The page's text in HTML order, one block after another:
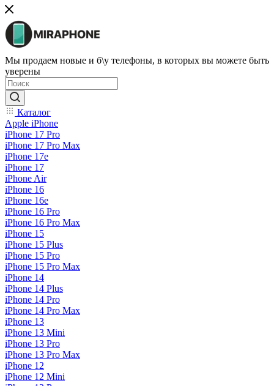
Мы продаем новые и б\у телефоны, в которых вы можете быть
уверены
Каталог
Apple iPhone
iPhone 17 Pro
iPhone 17 Pro Max
iPhone 17e
iPhone 17
iPhone Air
iPhone 16
iPhone 16e
iPhone 16 Pro
iPhone 16 Pro Max
iPhone 15
iPhone 15 Plus
iPhone 15 Pro
iPhone 15 Pro Max
iPhone 14
iPhone 14 Plus
iPhone 14 Pro
iPhone 14 Pro Max
iPhone 13
iPhone 13 Mini
iPhone 13 Pro
iPhone 13 Pro Max
iPhone 12
iPhone 12 Mini